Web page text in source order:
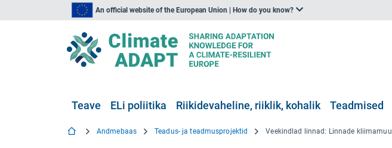
An official website of the European Union | How do you know?
Teave ELi poliitika Riikidevaheline, riiklik, kohalik Teadmised
Andmebaas Teadus- ja teadmusprojektid